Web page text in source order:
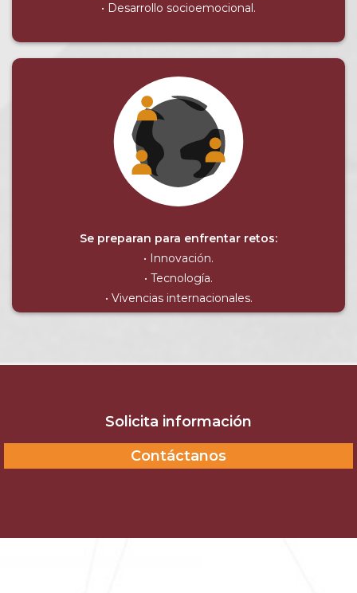
• Desarrollo socioemocional.
Se preparan para enfrentar retos:
• Innovación.
• Tecnología.
• Vivencias internacionales.
Solicita información
Contáctanos